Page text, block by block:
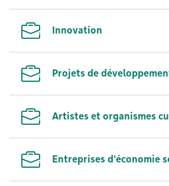
Innovation
Projets de
Artistes et organismes
Entreprises d'économie